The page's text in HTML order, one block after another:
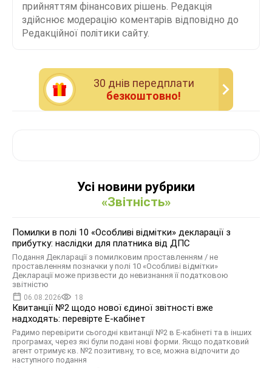
прийняттям фінансових рішень. Редакція
здійснює модерацію коментарів відповідно до
Редакційної політики сайту.
30 днiв передплати
безкоштовно!
Усі новини рубрики
«Звітність»
Помилки в полі 10 «Особливі відмітки» декларації з
прибутку: наслідки для платника від ДПС
Подання Декларації з помилковим проставленням / не
проставленням позначки у полі 10 «Особливі відмітки»
Декларації може призвести до невизнання її податковою
звітністю
06.08.2026 18
Квитанції №2 щодо нової єдиної звітності вже
надходять: перевірте Е-кабінет
Радимо перевірити сьогодні квитанції №2 в Е-кабінеті та в інших
програмах, через які були подані нові форми. Якщо податковий
агент отримує кв. №2 позитивну, то все, можна відпочити до
наступного подання